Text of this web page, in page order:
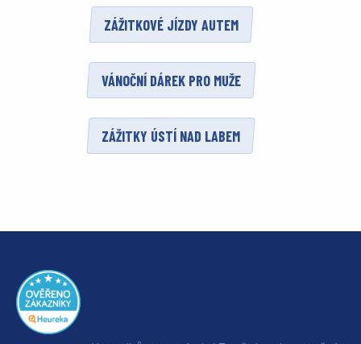
ZÁŽITKOVÉ JÍZDY AUTEM
VÁNOČNÍ DÁREK PRO MUŽE
ZÁŽITKY ÚSTÍ NAD LABEM